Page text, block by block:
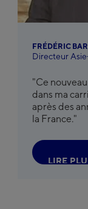
FRÉDÉRIC
Directeur
"Ce
dans ma
après des
la France."
LIRE PLU